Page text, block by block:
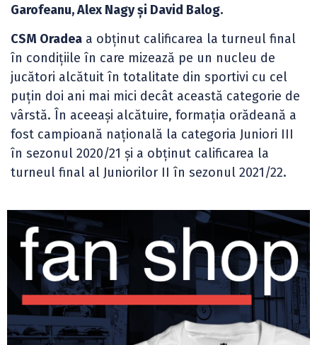
Garofeanu, Alex Nagy și David Balog.
CSM Oradea a obținut calificarea la turneul final
în condițiile în care mizează pe un nucleu de
jucători alcătuit în totalitate din sportivi cu cel
puțin doi ani mai mici decât această categorie de
vârstă. În aceeași alcătuire, formația orădeană a
fost campioană națională la categoria Juniori III
în sezonul 2020/21 și a obținut calificarea la
turneul final al Juniorilor II în sezonul 2021/22.